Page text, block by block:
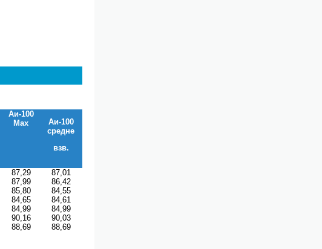
Аи-100
Max
Аи-100
средне
взв.
87,29
87,01
87,99
86,42
85,80
84,55
84,65
84,61
84,99
84,99
90,16
90,03
88,69
88,69